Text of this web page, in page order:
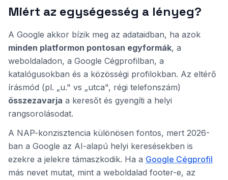
Miért az egységesség a lényeg?
A Google akkor bízik meg az adataidban, ha azok
minden platformon pontosan egyformák, a
weboldaladon, a Google Cégprofilban, a
katalógusokban és a közösségi profilokban. Az eltérő
írásmód (pl. „u." vs „utca", régi telefonszám)
összezavarja a keresőt és gyengíti a helyi
rangsorolásodat.
A NAP-konzisztencia különösen fontos, mert 2026-
ban a Google az AI-alapú helyi keresésekben is
ezekre a jelekre támaszkodik. Ha a Google Cégprofil
más nevet mutat, mint a weboldalad footer-e, az